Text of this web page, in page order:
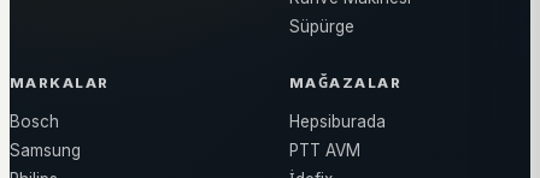
Süpürge
MARKALAR
Bosch
Samsung
MAĞAZALAR
Hepsiburada
PTT AVM